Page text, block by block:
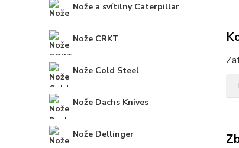
Nože a svítilny Caterpillar
Nože CRKT
Nože Cold Steel
Nože Dachs Knives
Nože Dellinger